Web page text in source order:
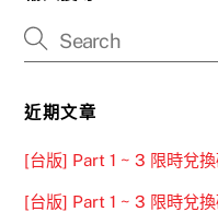
近期文章
[台版] Part 1 ~ 3 限時兌換
[台版] Part 1 ~ 3 限時兌換